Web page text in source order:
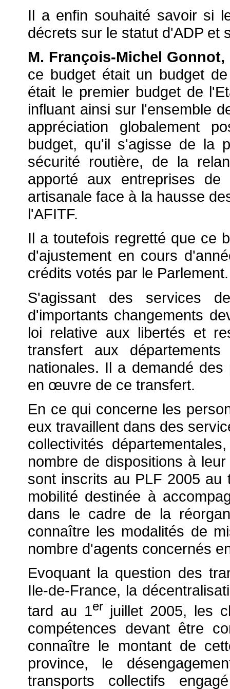
Il a enfin souhaité savoir si
décrets sur le statut d'ADP et
M. François-Michel
ce budget était un budget
était le premier budget de
influant ainsi sur l'ensemble
appréciation globalement
budget, qu'il s'agisse de la
sécurité routière, de la
apporté aux entreprises
artisanale face à la hausse
l'AFITF.
Il a toutefois regretté que ce
d'ajustement en cours
crédits votés par le Parlement.
S'agissant des services
d'importants changements
loi relative aux libertés et
transfert aux
nationales. Il a demandé
en œuvre de ce transfert.
En ce qui concerne les
eux travaillent dans des
collectivités
nombre de dispositions à
sont inscrits au PLF 2005 au
mobilité destinée à
dans le cadre de la
connaître les modalités de
nombre d'agents concernés
Evoquant la question des
Ile-de-France, la
tard au 1er juillet 2005, les
compétences devant être
connaître le montant de
province, le
transports collectifs